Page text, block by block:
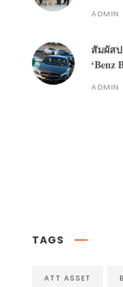
ADMIN
สัมผัส
‘Benz
ADMIN
TAGS
ATT ASSET